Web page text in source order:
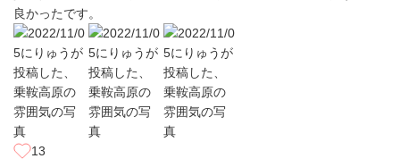
良かったです。
13